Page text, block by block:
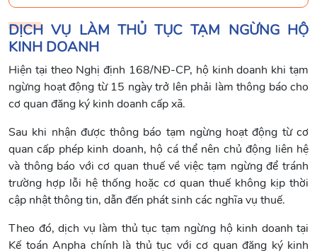
DỊCH VỤ LÀM THỦ TỤC TẠM NGỪNG HỘ
KINH DOANH
Hiện tại theo Nghị định 168/NĐ-CP, hộ kinh doanh khi tạm
ngừng hoạt động từ 15 ngày trở lên phải làm thông báo cho
cơ quan đăng ký kinh doanh cấp xã.
Sau khi nhận được thông báo tạm ngừng hoạt động từ cơ
quan cấp phép kinh doanh, hộ cá thể nên chủ động liên hệ
và thông báo với cơ quan thuế về việc tạm ngừng để tránh
trường hợp lỗi hệ thống hoặc cơ quan thuế không kịp thời
cập nhật thông tin, dẫn đến phát sinh các nghĩa vụ thuế.
Theo đó, dịch vụ làm thủ tục tạm ngừng hộ kinh doanh tại
Kế toán Anpha chính là thủ tục với cơ quan đăng ký kinh